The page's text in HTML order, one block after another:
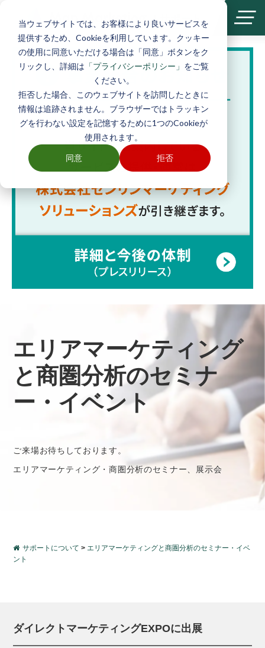
当ウェブサイトでは、お客様により良いサービスを
提供するため、Cookieを利用しています。クッキー
の使用に同意いただける場合は「同意」ボタンをク
リックし、詳細は 「プライバシーポリシー」 をご覧
ください。
拒否した場合、このウェブサイトを訪問したときに
情報は追跡されません。ブラウザーではトラッキン
グを行わない設定を記憶するために1つのCookieが
使用されます。
同意 拒否
| サポート
エリアマーケティング
と商圏分析のセミナ
ー・イベント
ご来場お待ちしております。
エリアマーケティング・商圏分析のセミナー、展示会
サポートについて > エリアマーケティングと商圏分析のセミナー・イベ
ント
ダイレクトマーケティングEXPOに出展